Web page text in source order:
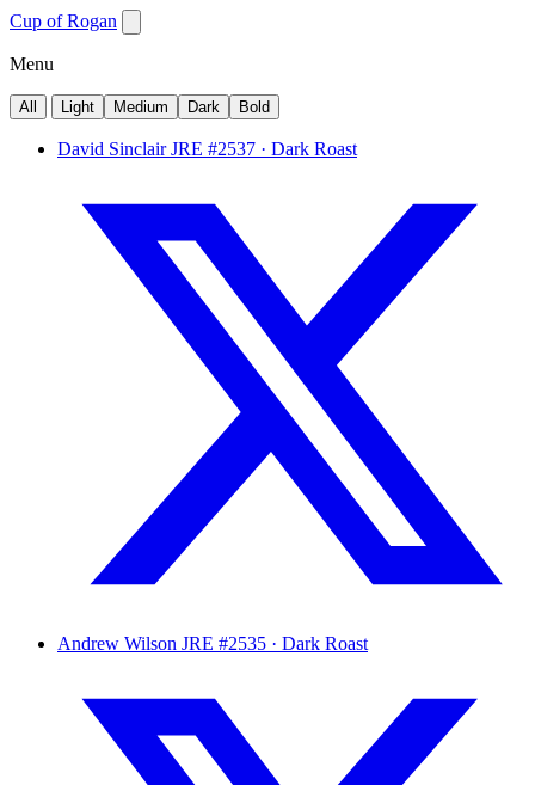
Cup of Rogan
Menu
All Light Medium Dark Bold
David Sinclair JRE #2537 · Dark Roast
Andrew Wilson JRE #2535 · Dark Roast